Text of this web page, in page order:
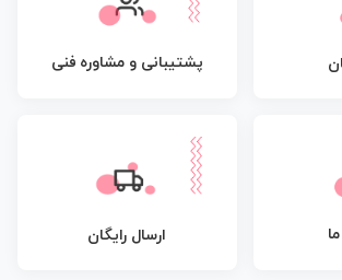
پشتیبانی و مشاوره فنی
ارسال رایگان